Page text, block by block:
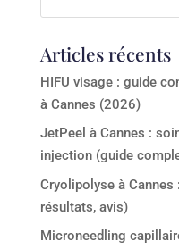
Articles récents
HIFU visage : guide
à Cannes (2026)
JetPeel à Cannes :
injection (guide
Cryolipolyse à
résultats, avis)
Microneedling